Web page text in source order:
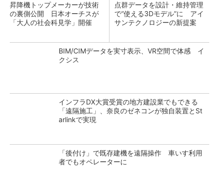
昇降機トップメーカーが技術
の裏側公開 日本オーチスが
「大人の社会科見学」開催
点群データを設計・維持管理
で“使える3Dモデル”に アイ
サンテクノロジーの新提案
BIM/CIMデータを実寸表示、VR空間で体感 イ
クシス
インフラDX大賞受賞の地方建設業でもできる
「遠隔施工」、奈良のゼネコンが独自装置とSt
arlinkで実現
「後付け」で既存建機を遠隔操作 車いす利用
者でもオペレーターに